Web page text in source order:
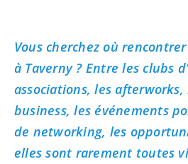
Vous cherchez où
à Taverny ? Entre les clubs
associations, les
business, les événements
de networking, les
elles sont rarement toutes